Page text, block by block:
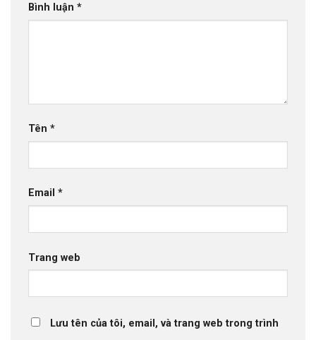
Bình luận *
Tên *
Email *
Trang web
Lưu tên của tôi, email, và trang web trong trình